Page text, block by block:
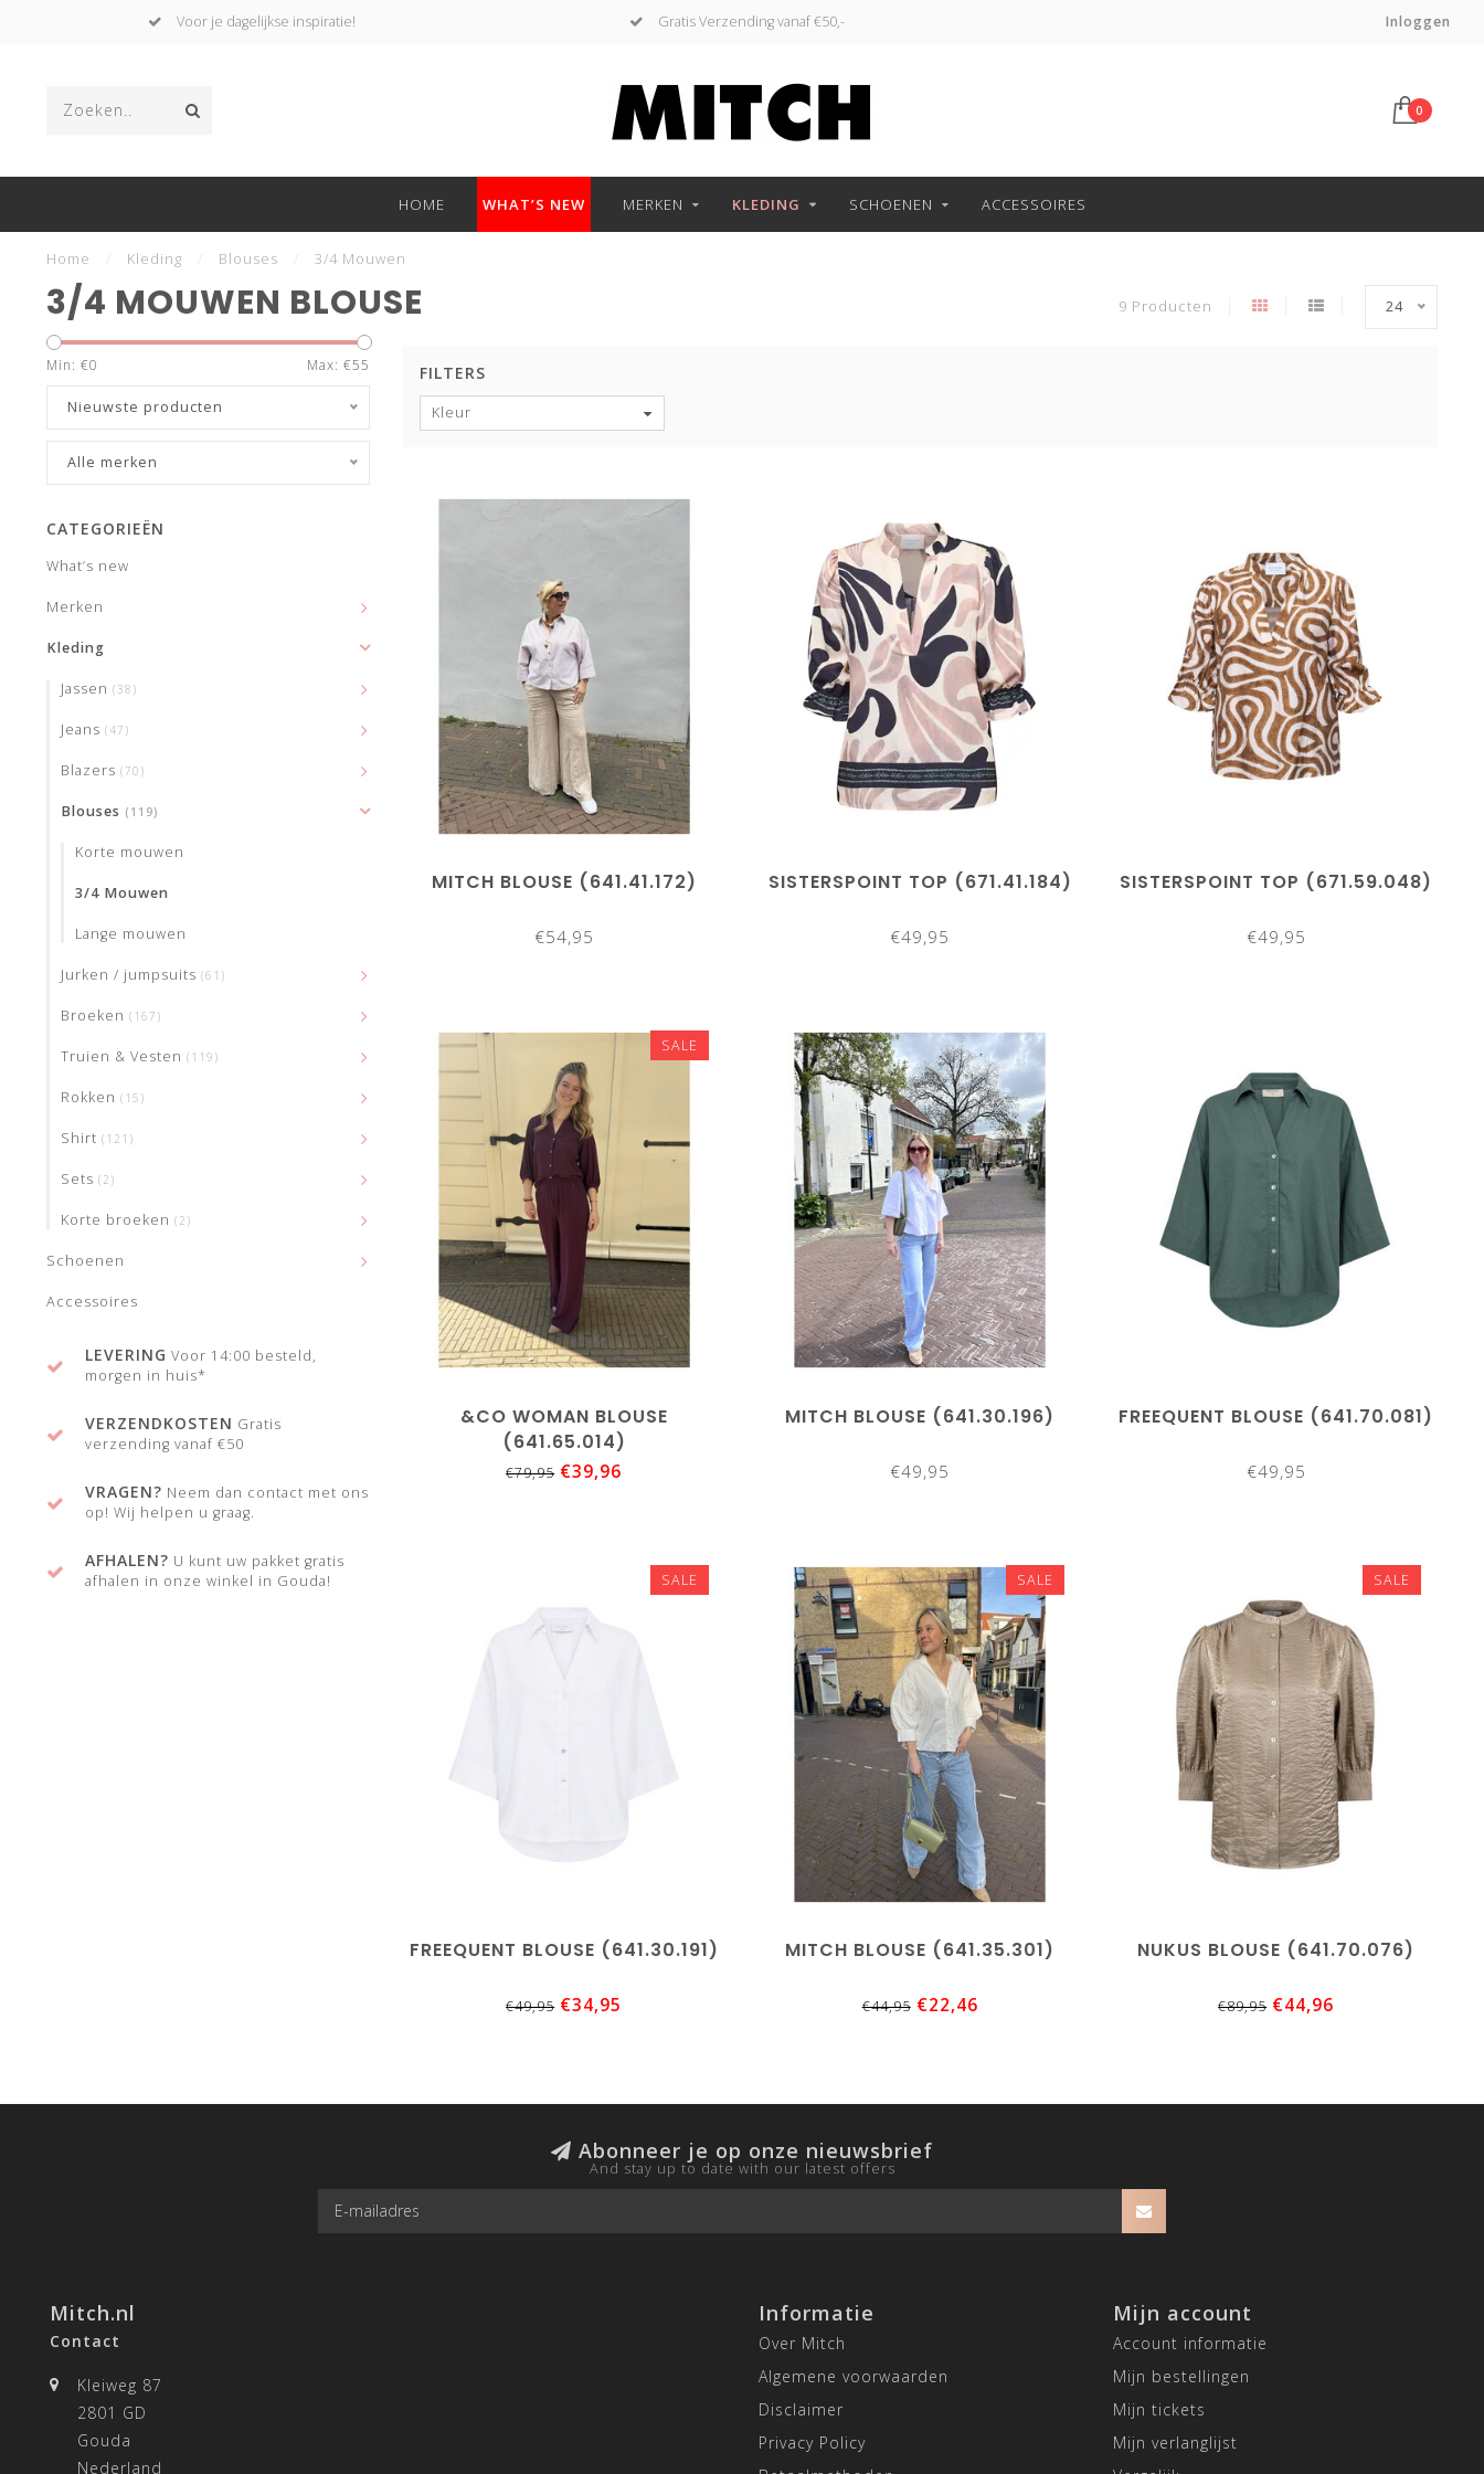
Voor je dagelijkse inspiratie! Gratis Verzending vanaf €50,- Inloggen
0
HOME WHAT’S NEW MERKEN KLEDING SCHOENEN ACCESSOIRES
Home Kleding Blouses 3/4 Mouwen
3/4 MOUWEN BLOUSE 9 Producten 24
Min: €0 Max: €55
Nieuwste producten
Alle merken
CATEGORIEËN
What’s new
Merken
Kleding
Jassen (38)
Jeans (47)
Blazers (70)
Blouses (119)
Korte mouwen
3/4 Mouwen
Lange mouwen
Jurken / jumpsuits (61)
Broeken (167)
Truien & Vesten (119)
Rokken (15)
Shirt (121)
Sets (2)
Korte broeken (2)
Schoenen
Accessoires
LEVERING Voor 14:00 besteld,
morgen in huis*
VERZENDKOSTEN Gratis
verzending vanaf €50
VRAGEN? Neem dan contact met ons
op! Wij helpen u graag.
AFHALEN? U kunt uw pakket gratis
afhalen in onze winkel in Gouda!
FILTERS
Kleur
MITCH BLOUSE (641.41.172)
€54,95
SISTERSPOINT TOP (671.41.184)
€49,95
SISTERSPOINT TOP (671.59.048)
€49,95
SALE
&CO WOMAN BLOUSE
(641.65.014)
€79,95 €39,96
MITCH BLOUSE (641.30.196)
€49,95
FREEQUENT BLOUSE (641.70.081)
€49,95
SALE
FREEQUENT BLOUSE (641.30.191)
€49,95 €34,95
SALE
MITCH BLOUSE (641.35.301)
€44,95 €22,46
SALE
NUKUS BLOUSE (641.70.076)
€89,95 €44,96
Abonneer je op onze nieuwsbrief
And stay up to date with our latest offers
Mitch.nl
Contact
Kleiweg 87
2801 GD
Gouda
Nederland
Informatie
Over Mitch
Algemene voorwaarden
Disclaimer
Privacy Policy
Mijn account
Account informatie
Mijn bestellingen
Mijn tickets
Mijn verlanglijst